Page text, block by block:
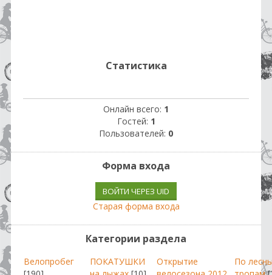
Статистика
Онлайн всего: 1
Гостей: 1
Пользователей: 0
Форма входа
ВОЙТИ ЧЕРЕЗ UID
Старая форма входа
Категории раздела
Велопробег
ПОКАТУШКИ
Открытие
По